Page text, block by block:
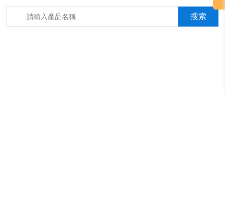
耐氣候老化抖音成年版箱,氙燈老化抖音成年版箱，沙塵抖音成年版
箱，淋雨抖音成年版箱，汽車內飾材料燃燒抖音成年版機